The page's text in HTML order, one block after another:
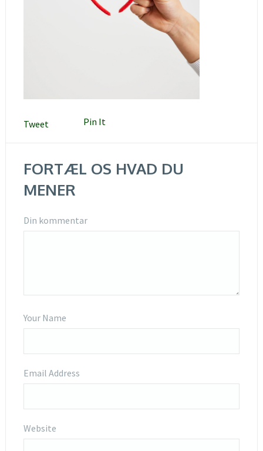
Tweet Pin It
FORTÆL OS HVAD DU
MENER
Din kommentar
Your Name
Email Address
Website